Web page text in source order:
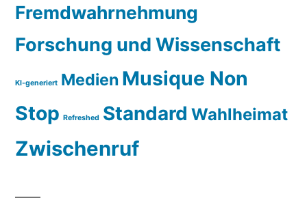
Fremdwahrnehmung
Forschung und Wissenschaft
KI-generiert Medien Musique Non
Stop Refreshed Standard Wahlheimat
Zwischenruf